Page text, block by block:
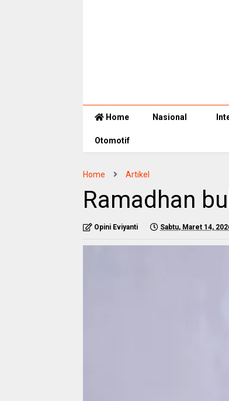
Home Nasional
Otomotif
Home Artikel
Ramadhan
Opini Eviyanti Sabtu, Maret 14,